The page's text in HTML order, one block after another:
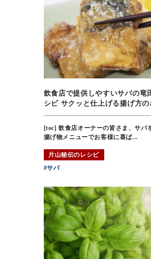
飲食店で提供しやすいサバの竜
シピ サクッと仕上げる揚げ方の
[toc] 飲食店オーナーの皆さま、サバ
揚げ物メニューでお客様に喜ば...
片山秘伝のレシピ
#サバ